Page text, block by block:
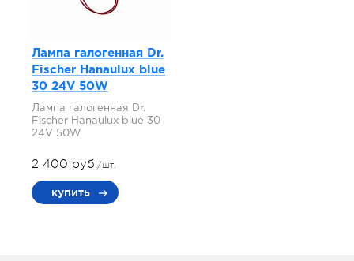
Лампа галогенная Dr.
Fischer Hanaulux blue
30 24V 50W
Лампа галогенная Dr.
Fischer Hanaulux blue 30
24V 50W
2 400 руб./шт.
купить